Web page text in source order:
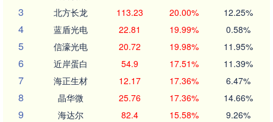
3 北方长龙 113.23 20.00% 12.25%
4 蓝盾光电 22.81 19.99% 0.58%
5 信濠光电 20.72 19.98% 11.95%
6 近岸蛋白 54.9 17.51% 11.39%
7 海正生材 12.17 17.36% 6.47%
8 晶华微 25.76 17.36% 14.66%
9 海达尔 82.4 15.58% 9.26%